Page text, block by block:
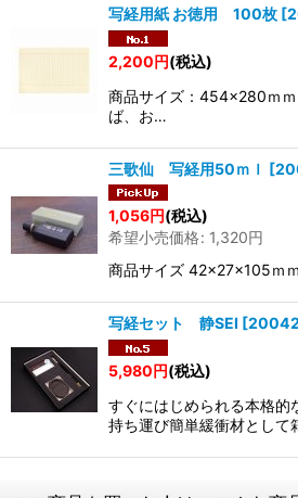
写経用紙 お徳用 100枚 [
2,200円(税込)
商品サイズ：454×280ｍ
ば、お…
三歌仙 写経用50ｍｌ [
1,056円(税込)
希望小売価格: 1,320円
商品サイズ 42×27×105ｍ
写経セット 静SEI [20042
5,980円(税込)
すぐにはじめられる本格的
持ち運び簡単緩衝材として